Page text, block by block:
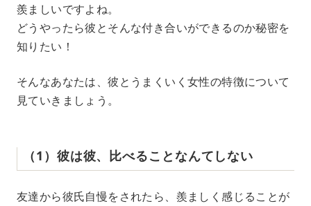
羨ましいですよね。
どうやったら彼とそんな付き合いができるのか秘密を
知りたい！
そんなあなたは、彼とうまくいく女性の特徴について
見ていきましょう。
（1）彼は彼、比べることなんてしない
友達から彼氏自慢をされたら、羨ましく感じることが